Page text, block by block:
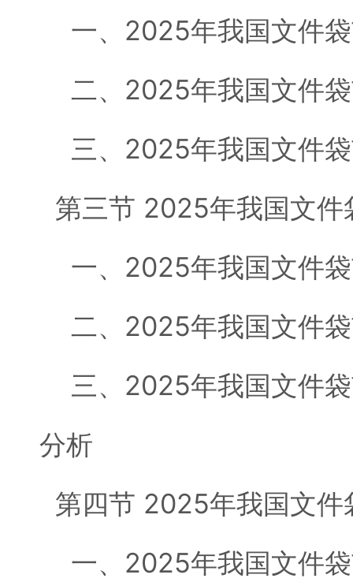
一、2025年我国文件
二、2025年我国文件
三、2025年我国文件
第三节 2025年我国文件
一、2025年我国文件
二、2025年我国文件
三、2025年我国文件
分析
第四节 2025年我国文件
一、2025年我国文件